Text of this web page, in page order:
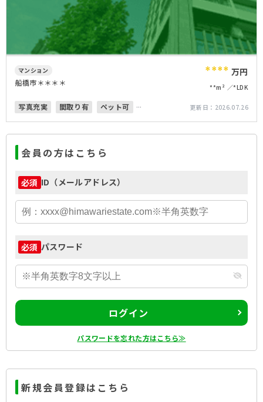
マンション
船橋市＊＊＊＊ **** 万円
**m² *LDK
写真充実 間取り有
ペット可
更新日： 2026.07.26
会員の方はこちら
必須 ID（メールアドレス）
必須 パスワード
ログイン
パスワードを忘れた方はこちら≫
新規会員登録はこちら